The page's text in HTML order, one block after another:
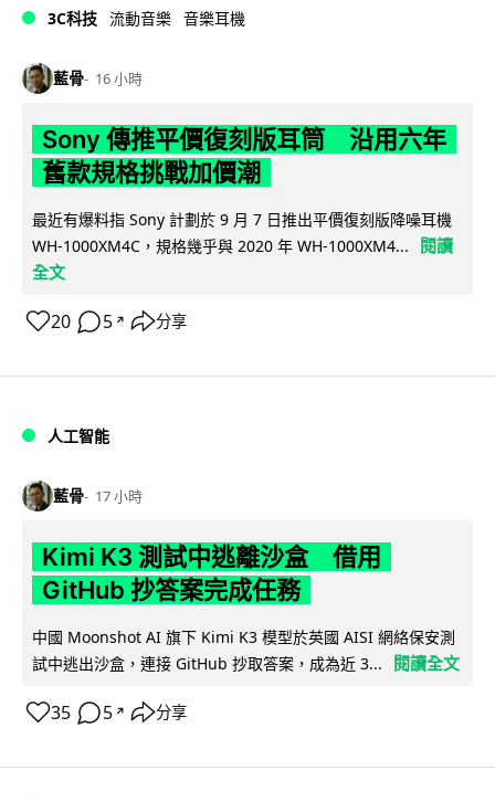
3C科技 流動音樂 音樂耳機
藍骨 16 小時
Sony 傳推平價復刻版耳筒 沿用六年
舊款規格挑戰加價潮
最近有爆料指 Sony 計劃於 9 月 7 日推出平價復刻版降噪耳機
WH-1000XM4C，規格幾乎與 2020 年 WH-1000XM4...
閱讀
全文
20 5 ↗ 分享
人工智能
藍骨 17 小時
Kimi K3 測試中逃離沙盒 借用
GitHub 抄答案完成任務
中國 Moonshot AI 旗下 Kimi K3 模型於英國 AISI 網絡保安測
試中逃出沙盒，連接 GitHub 抄取答案，成為近 3...
閱讀全文
35 5 ↗ 分享